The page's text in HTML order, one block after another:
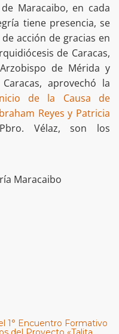
Maracaibo, en cada
tiene presencia, se
acción de gracias en
de Caracas,
de Mérida y
aprovechó la
de la Causa de
Reyes y Patricia
Vélaz, son los
Maracaibo
1° Encuentro Formativo